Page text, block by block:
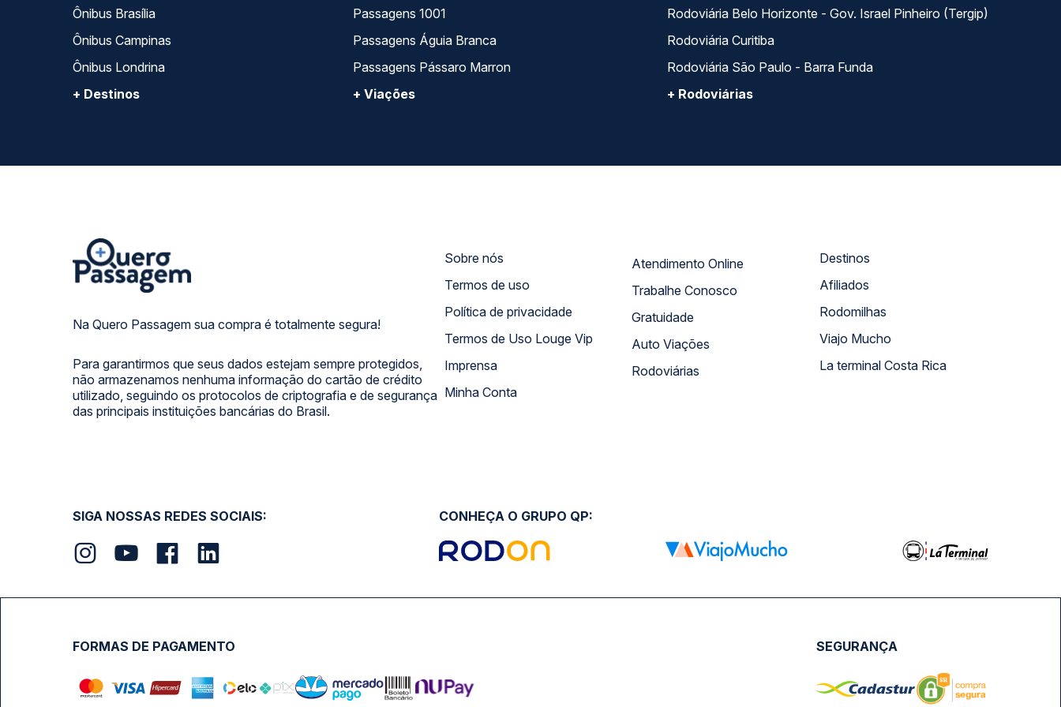
Ônibus Brasília
Ônibus Campinas
Ônibus Londrina
+ Destinos
Passagens 1001
Passagens Águia Branca
Passagens Pássaro Marron
+ Viações
Rodoviária Belo Horizonte - Gov. Israel Pinheiro (Tergip)
Rodoviária Curitiba
Rodoviária São Paulo - Barra Funda
+ Rodoviárias
Na Quero Passagem sua compra é totalmente segura!
Para garantirmos que seus dados estejam sempre protegidos,
não armazenamos nenhuma informação do cartão de crédito
utilizado, seguindo os protocolos de criptografia e de segurança
das principais instituições bancárias do Brasil.
Sobre nós
Termos de uso
Política de privacidade
Termos de Uso Louge Vip
Imprensa
Minha Conta
Atendimento Online
Trabalhe Conosco
Gratuidade
Auto Viações
Rodoviárias
Destinos
Afiliados
Rodomilhas
Viajo Mucho
La terminal Costa Rica
SIGA NOSSAS REDES SOCIAIS: CONHEÇA O GRUPO QP:
FORMAS DE PAGAMENTO SEGURANÇA